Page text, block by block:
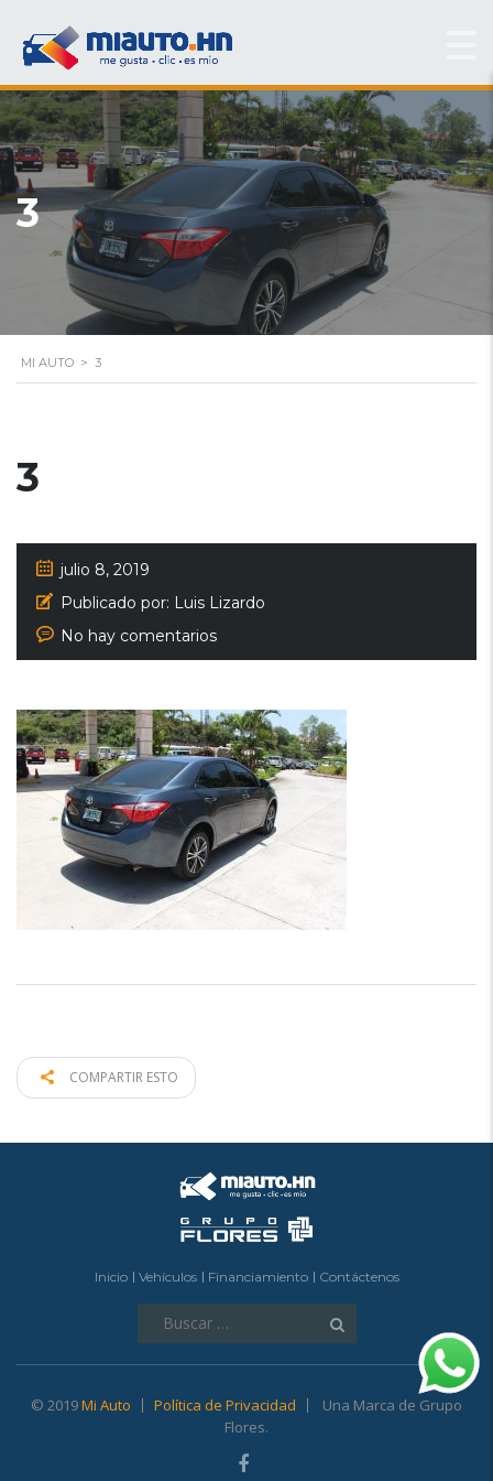
3
MI AUTO > 3
3
julio 8, 2019
Publicado por: Luis Lizardo
No hay comentarios
COMPARTIR ESTO
Inicio Vehículos Financiamiento Contáctenos
© 2019Mi Auto Política de Privacidad
Una Marca de Grupo
Flores.